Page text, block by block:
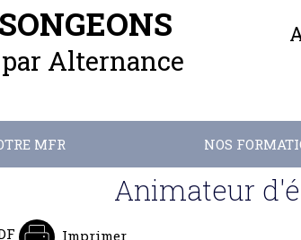
Alternance
MFR NOS
Animateur
Imprimer